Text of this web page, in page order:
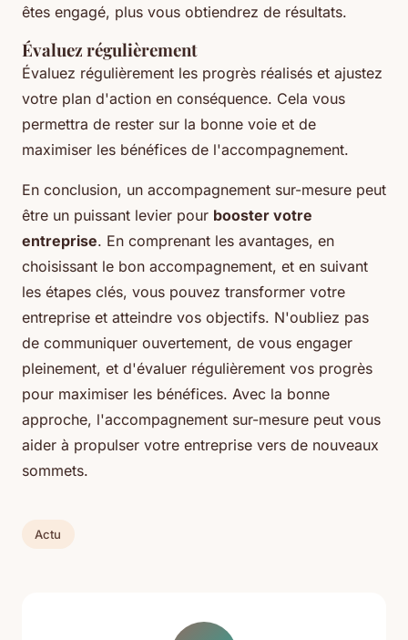
êtes engagé, plus vous obtiendrez de résultats.
Évaluez régulièrement
Évaluez régulièrement les progrès réalisés et ajustez
votre plan d'action en conséquence. Cela vous
permettra de rester sur la bonne voie et de
maximiser les bénéfices de l'accompagnement.
En conclusion, un accompagnement sur-mesure peut
être un puissant levier pour booster votre
entreprise. En comprenant les avantages, en
choisissant le bon accompagnement, et en suivant
les étapes clés, vous pouvez transformer votre
entreprise et atteindre vos objectifs. N'oubliez pas
de communiquer ouvertement, de vous engager
pleinement, et d'évaluer régulièrement vos progrès
pour maximiser les bénéfices. Avec la bonne
approche, l'accompagnement sur-mesure peut vous
aider à propulser votre entreprise vers de nouveaux
sommets.
Actu